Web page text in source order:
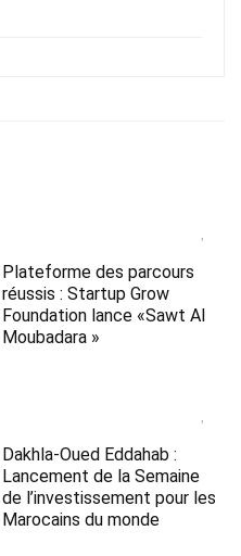
Plateforme des parcours
réussis : Startup Grow
Foundation lance «Sawt Al
Moubadara »
Dakhla-Oued Eddahab :
Lancement de la Semaine
de l’investissement pour les
Marocains du monde